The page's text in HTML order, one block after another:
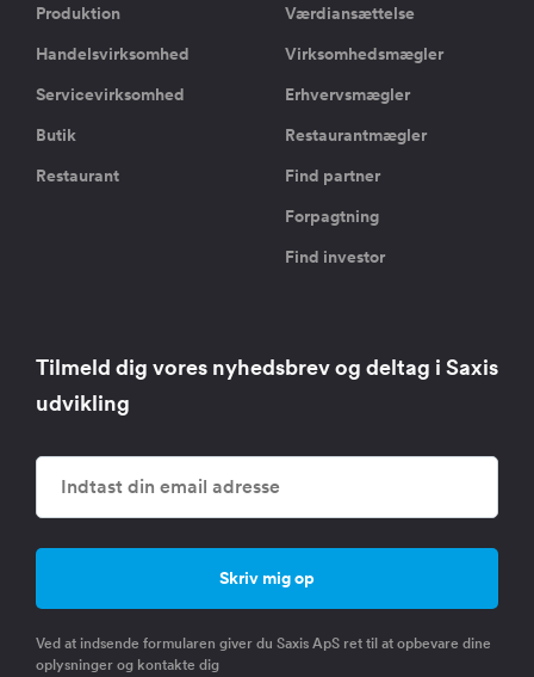
Produktion
Handelsvirksomhed
Servicevirksomhed
Butik
Restaurant
Værdiansættelse
Virksomhedsmægler
Erhvervsmægler
Restaurantmægler
Find partner
Forpagtning
Find investor
Tilmeld dig vores nyhedsbrev og deltag i Saxis
udvikling
Ved at indsende formularen giver du Saxis ApS ret til at opbevare dine
oplysninger og kontakte dig